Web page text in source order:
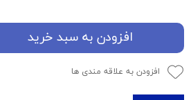
افزودن به سبد خرید
افزودن به علاقه مندی ها